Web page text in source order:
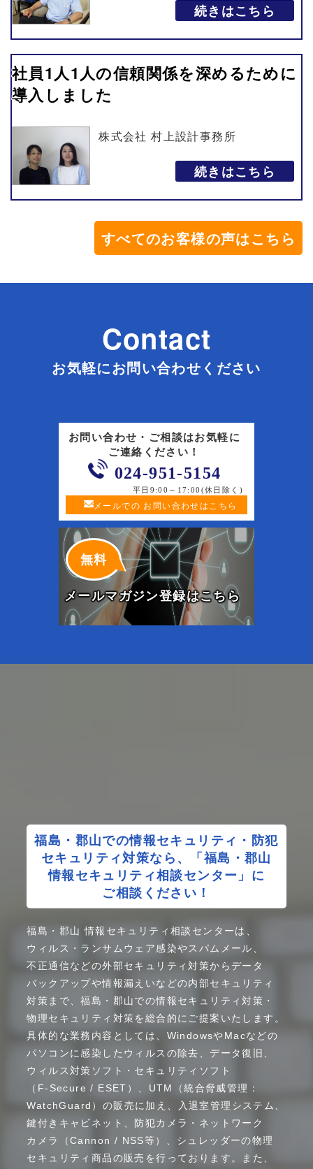
続きはこちら
社員1人1人の信頼関係を深めるために
導入しました
株式会社 村上設計事務所
続きはこちら
すべてのお客様の声はこちら
Contact
お気軽にお問い合わせください
お問い合わせ・ご相談はお気軽に
ご連絡ください！
024-951-5154
平日9:00～17:00(休日除く)
メールでの お問い合わせはこちら
無料
メールマガジン登録はこちら
福島・ 郡山での情報セキュリティ ・ 防犯
セキュリティ対策なら、 「福島・郡山
情報セキュリティ相談センター」 に
ご相談 ください！
福島・ 郡山 情報 セキュリティ 相談 センターは、
ウィルス ・ ランサムウェア感染やスパムメール、
不正通信などの外部セキュリティ対策からデータ
バックアップや情報漏えいなどの内部セキュリティ
対策 まで、福島・ 郡山での情報セキュリティ対策 ・
物理セキュリティ 対策を総合的に ご提案 いたします。
具体的な業務内容 としては、 WindowsやMacなどの
パソコンに感染した ウィルスの除去、データ復旧、
ウィルス対策ソフト ・ セキュリティ ソフト
（F-Secure / ESET）、 UTM （統合脅威管理 ：
WatchGuard） の販売に加え、 入退室管理 システム、
鍵付き キャビネット、 防犯カメラ ・ ネットワーク
カメラ
（Cannon / NSS等）、 シュレッダーの物理
セキュリティ 商品の販売を行って おります。
また、